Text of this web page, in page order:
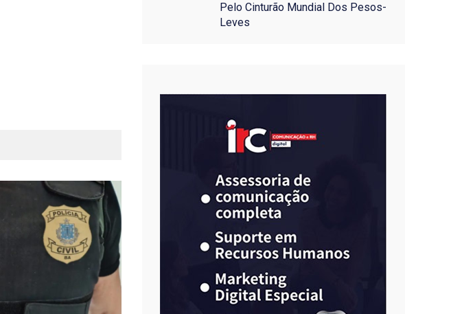
Pelo Cinturão Mundial Dos Pesos-
Leves